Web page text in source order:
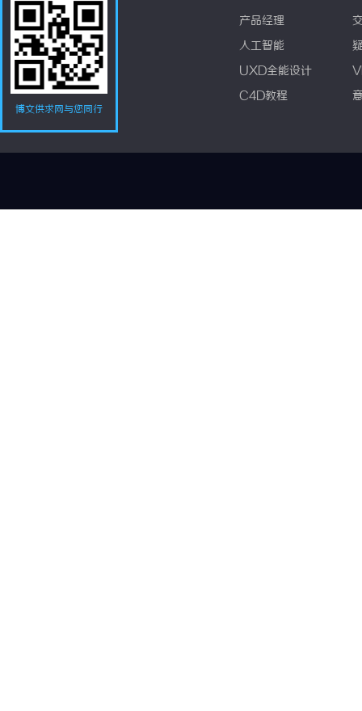
博文供求网与您同行
产品经理
人工智能
UXD全能设计
C4D教程